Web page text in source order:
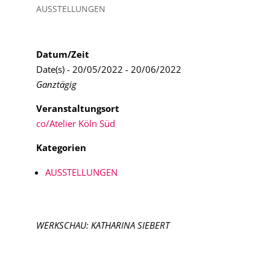
AUSSTELLUNGEN
Datum/Zeit
Date(s) - 20/05/2022 - 20/06/2022
Ganztägig
Veranstaltungsort
co/Atelier Köln Süd
Kategorien
AUSSTELLUNGEN
WERKSCHAU: KATHARINA SIEBERT